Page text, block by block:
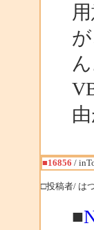
ん
■16856 /
□投稿者/ は
■